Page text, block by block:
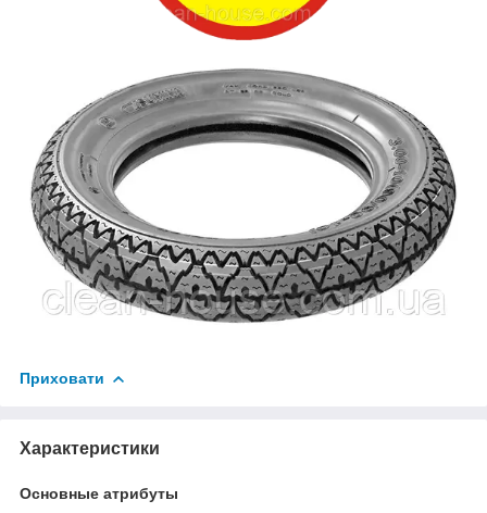
Приховати
Характеристики
Основные атрибуты